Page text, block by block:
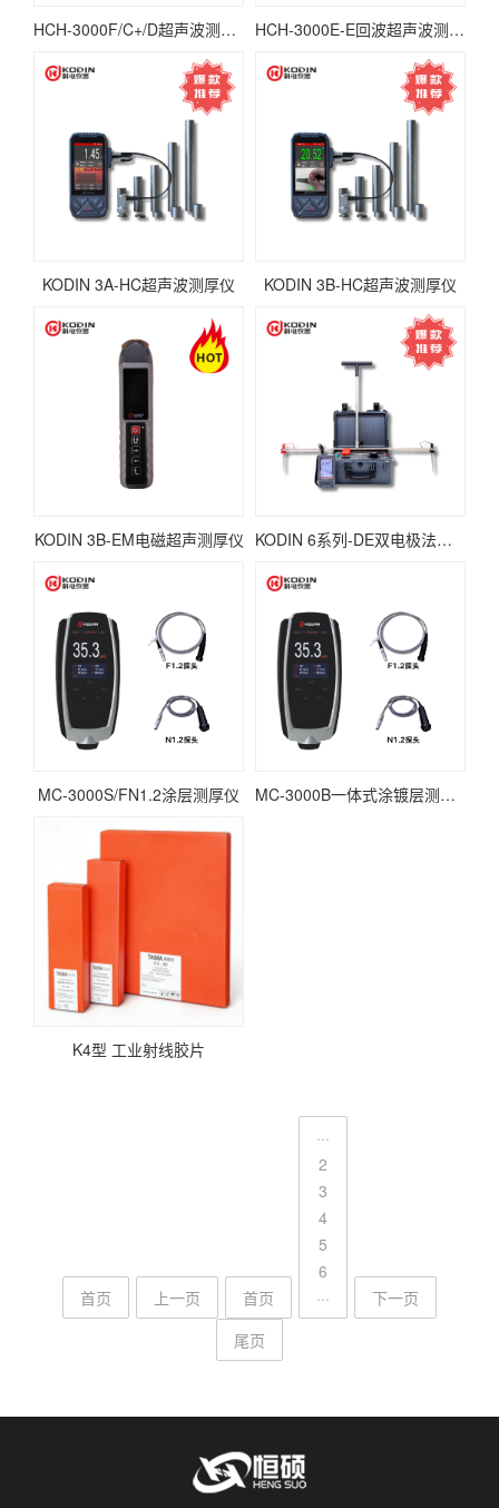
HCH-3000F/C+/D超声波测厚仪 HCH-3000E-E回波超声波测厚仪
KODIN 3A-HC超声波测厚仪 KODIN 3B-HC超声波测厚仪
KODIN 3B-EM电磁超声测厚仪 KODIN 6系列-DE双电极法土工膜检漏仪
MC-3000S/FN1.2涂层测厚仪 MC-3000B一体式涂镀层测厚仪
K4型 工业射线胶片
首页 上一页 首页
···
2
3
4
5
6
···
下一页
尾页